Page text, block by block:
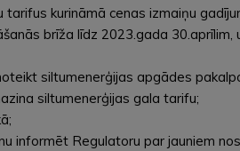
kurināmā cenas izmaiņu
brīža līdz 2023.gada 30.aprīlim,
siltumenerģijas apgādes
siltumenerģijas gala tarifu;
informēt Regulatoru par jauniem